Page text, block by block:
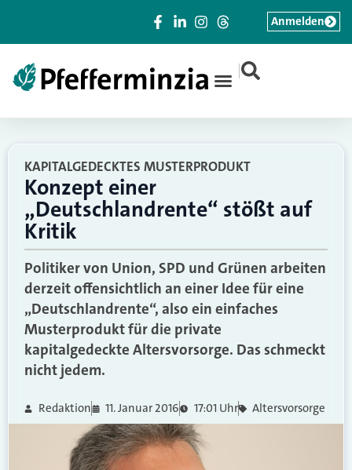
|
Anmelden
KAPITALGEDECKTES MUSTERPRODUKT
Konzept einer
„Deutschlandrente“ stößt auf
Kritik
Politiker von Union, SPD und Grünen arbeiten
derzeit offensichtlich an einer Idee für eine
„Deutschlandrente“, also ein einfaches
Musterprodukt für die private
kapitalgedeckte Altersvorsorge. Das schmeckt
nicht jedem.
Redaktion 11. Januar 2016 17:01 Uhr Altersvorsorge